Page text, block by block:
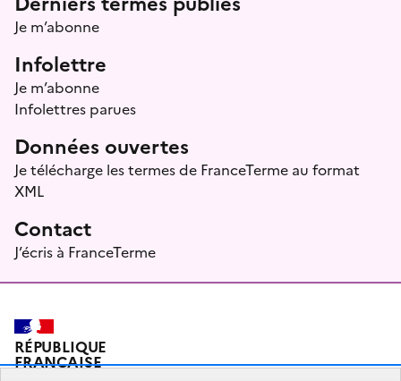
Je m’abonne
Infolettre
Je m’abonne
Infolettres parues
Données ouvertes
Je télécharge les termes de FranceTerme au format
XML
Contact
J’écris à FranceTerme
RÉPUBLIQUE
FRANÇAISE